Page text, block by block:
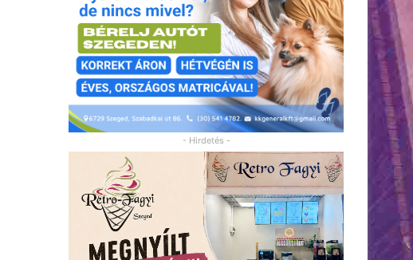
- Hirdetés -